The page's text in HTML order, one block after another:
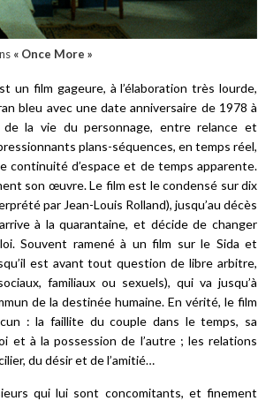
« Once More »
un film gageure, à l’élaboration très lourde,
bleu avec une date anniversaire de 1978 à
la vie du personnage, entre relance et
plans-séquences, en temps réel,
continuité d’espace et de temps apparente.
son œuvre. Le film est le condensé sur dix
par Jean-Louis Rolland), jusqu’au décès
à la quarantaine, et décide de changer
Souvent ramené à un film sur le Sida et
est avant tout question de libre arbitre,
familiaux ou sexuels), qui va jusqu’à
de la destinée humaine. En vérité, le film
: la faillite du couple dans le temps, sa
et à la possession de l’autre ; les relations
du désir et de l’amitié…
qui lui sont concomitants, et finement